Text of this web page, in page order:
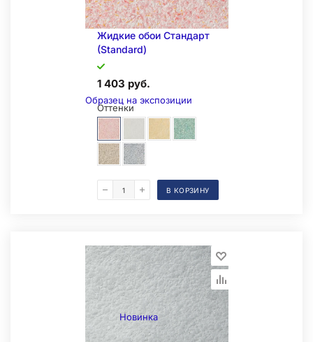
Складская позиция
Образец на экспозиции
Складская позиция
Жидкие обои Стандарт
(Standard)
1 403 руб.
Оттенки
В КОРЗИНУ
Новинка